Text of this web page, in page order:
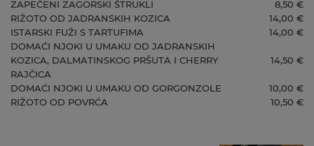
ZAPEČENI ZAGORSKI ŠTRUKLI
8,50 €
RIŽOTO OD JADRANSKIH KOZICA
14,00 €
ISTARSKI FUŽI S TARTUFIMA
14,00 €
DOMAĆI NJOKI U UMAKU OD JADRANSKIH
KOZICA, DALMATINSKOG PRŠUTA I CHERRY
RAJČICA
14,50 €
DOMAĆI NJOKI U UMAKU OD GORGONZOLE
10,00 €
RIŽOTO OD POVRĆA
10,50 €